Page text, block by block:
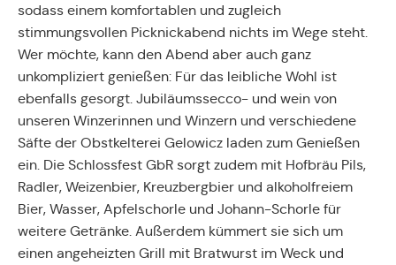
sodass einem komfortablen und zugleich
stimmungsvollen Picknickabend nichts im Wege steht.
Wer möchte, kann den Abend aber auch ganz
unkompliziert genießen: Für das leibliche Wohl ist
ebenfalls gesorgt. Jubiläumssecco- und wein von
unseren Winzerinnen und Winzern und verschiedene
Säfte der Obstkelterei Gelowicz laden zum Genießen
ein. Die Schlossfest GbR sorgt zudem mit Hofbräu Pils,
Radler, Weizenbier, Kreuzbergbier und alkoholfreiem
Bier, Wasser, Apfelschorle und Johann-Schorle für
weitere Getränke. Außerdem kümmert sie sich um
einen angeheizten Grill mit Bratwurst im Weck und